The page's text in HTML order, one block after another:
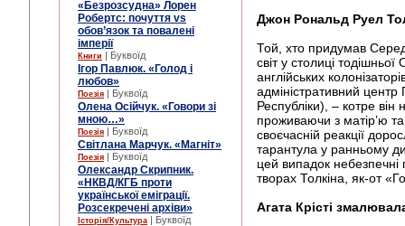
«Безрозсудна» Лорен
Робертс: почуття vs
обов’язок та повалені
імперії
Книги | Буквоїд
Ігор Павлюк. «Голод і
любов»
Поезія | Буквоїд
Олена Осійчук. «Говори зі
мною…»
Поезія | Буквоїд
Світлана Марчук. «Магніт»
Поезія | Буквоїд
Олександр Скрипник.
«НКВД/КГБ проти
української еміграції.
Розсекречені архіви»
Історія/Культура | Буквоїд
Джон Рональд Руел
Той, хто придумав
світ у столиці
англійських
адміністративний
Республіки), – котре
проживаючи з матір’ю
своєчасній реакції
тарантула у ранньому
цей випадок небезпечні
творах Толкіна, як-от
Агата Крісті